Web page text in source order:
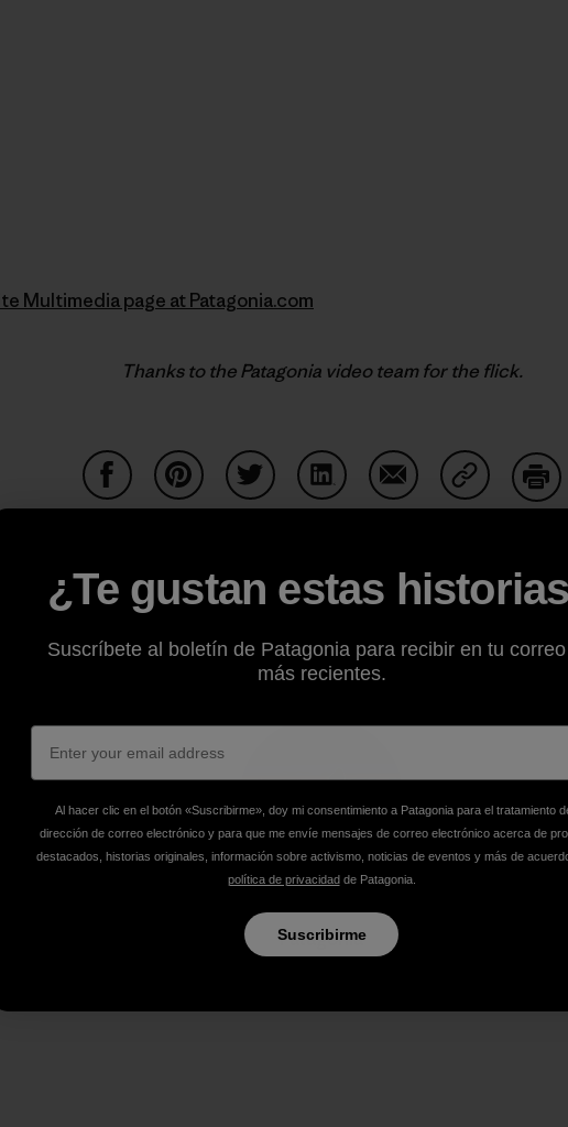
Multimedia page at Patagonia.com
Thanks to the Patagonia video team for the flick.
Compartir en Facebook
Compartir en Pinterest
Compartir en Twitter
Compartir en LinkedIn
Compartir en Email
Compartir
Perfil del autor
Patagonia
¿Te gustan estas
Suscríbete al boletín de Patagonia para recibir en tu
más recientes.
Al hacer clic en el botón «Suscribirme», doy mi consentimiento a Patagonia para el tratamiento
dirección de correo electrónico y para que me envíe mensajes de correo electrónico acerca de
destacados, historias originales, información sobre activismo, noticias de eventos y más de
política de privacidadde Patagonia.
Suscribirme